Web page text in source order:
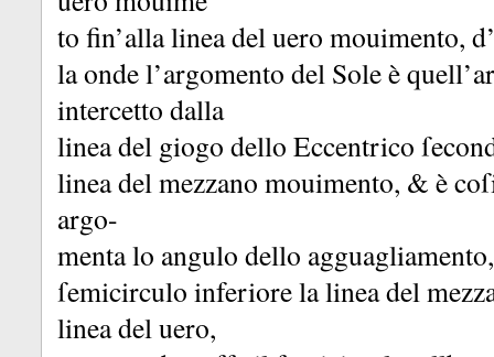
to fin’alla linea del uero mouimento,
la onde l’argomento del Sole è
intercetto dalla
linea del giogo dello Eccentrico
linea del mezzano mouimento, & è
argo-
menta lo angulo dello
ſemicirculo inferiore la linea del
linea del uero,